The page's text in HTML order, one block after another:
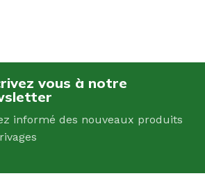
vous à notre
informé des nouveaux produits